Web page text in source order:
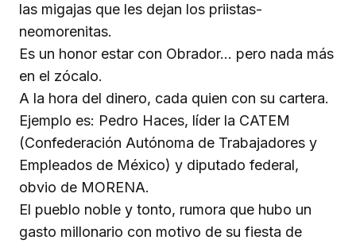
las migajas que les dejan los priistas-
neomorenitas.
Es un honor estar con Obrador… pero nada más
en el zócalo.
A la hora del dinero, cada quien con su cartera.
Ejemplo es: Pedro Haces, líder la CATEM
(Confederación Autónoma de Trabajadores y
Empleados de México) y diputado federal,
obvio de MORENA.
El pueblo noble y tonto, rumora que hubo un
gasto millonario con motivo de su fiesta de